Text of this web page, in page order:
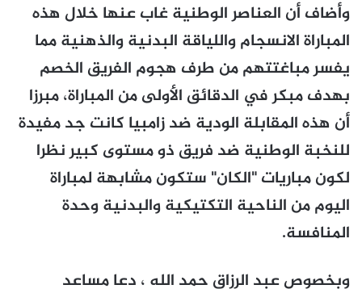
وأضاف أن العناصر الوطنية غاب عنها خلال هذه
المباراة الانسجام واللياقة البدنية والذهنية مما
يفسر مباغتتهم من طرف هجوم الفريق الخصم
بهدف مبكر في الدقائق الأولى من المباراة، مبرزا
أن هذه المقابلة الودية ضد زامبيا كانت جد مفيدة
للنخبة الوطنية ضد فريق ذو مستوى كبير نظرا
لكون مباريات "الكان" ستكون مشابهة لمباراة
اليوم من الناحية التكتيكية والبدنية وحدة
المنافسة.
وبخصوص عبد الرزاق حمد الله ، دعا مساعد